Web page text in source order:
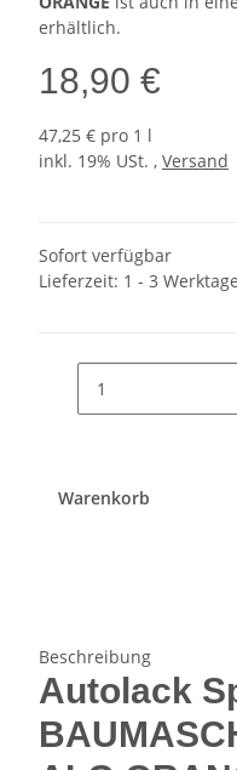
erhältlich.
18,90 €
47,25 € pro 1 l
inkl. 19% USt. , Versand
Sofort verfügbar
Lieferzeit: 1 - 3 Werktage
Warenkorb
Beschreibung
Autolack